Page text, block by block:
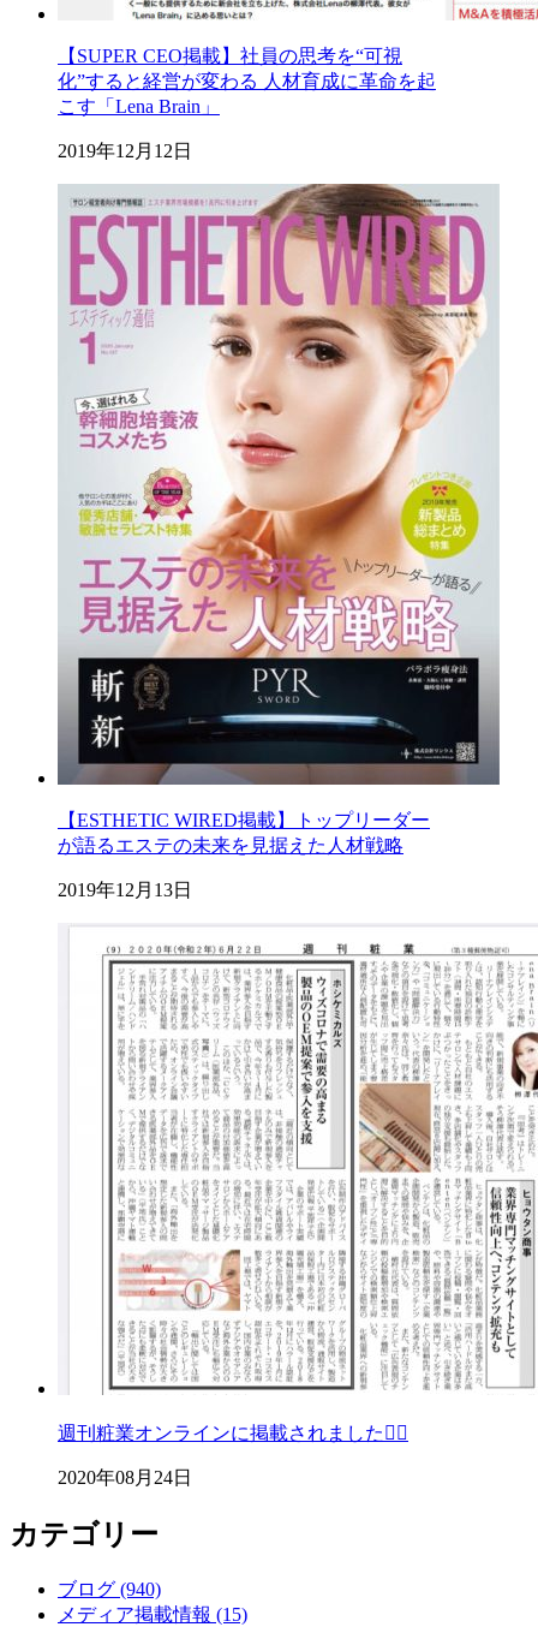
【SUPER CEO掲載】社員の思考を“可視
化”すると経営が変わる 人材育成に革命を起
こす「Lena Brain」
2019年12月12日
【ESTHETIC WIRED掲載】トップリーダー
が語るエステの未来を見据えた人材戦略
2019年12月13日
週刊粧業オンラインに掲載されました💁‍♀️
2020年08月24日
カテゴリー
ブログ (940)
メディア掲載情報 (15)